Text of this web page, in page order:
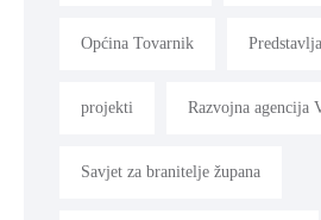
Općina Tovarnik
projekti Razvojna agencija
Savjet za branitelje župana